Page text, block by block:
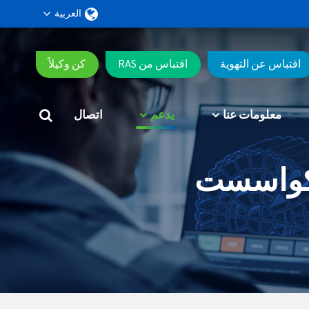
العربية
اقتباس عن التهوية اقتباس من RAS كن وكيلاً
معلومات عنا يدعم اتصال